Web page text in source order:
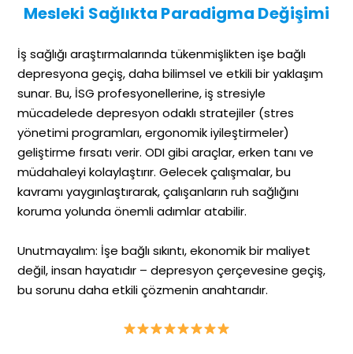
Mesleki Sağlıkta Paradigma Değişimi
İş sağlığı araştırmalarında tükenmişlikten işe bağlı
depresyona geçiş, daha bilimsel ve etkili bir yaklaşım
sunar. Bu, İSG profesyonellerine, iş stresiyle
mücadelede depresyon odaklı stratejiler (stres
yönetimi programları, ergonomik iyileştirmeler)
geliştirme fırsatı verir. ODI gibi araçlar, erken tanı ve
müdahaleyi kolaylaştırır. Gelecek çalışmalar, bu
kavramı yaygınlaştırarak, çalışanların ruh sağlığını
koruma yolunda önemli adımlar atabilir.
Unutmayalım: İşe bağlı sıkıntı, ekonomik bir maliyet
değil, insan hayatıdır – depresyon çerçevesine geçiş,
bu sorunu daha etkili çözmenin anahtarıdır.